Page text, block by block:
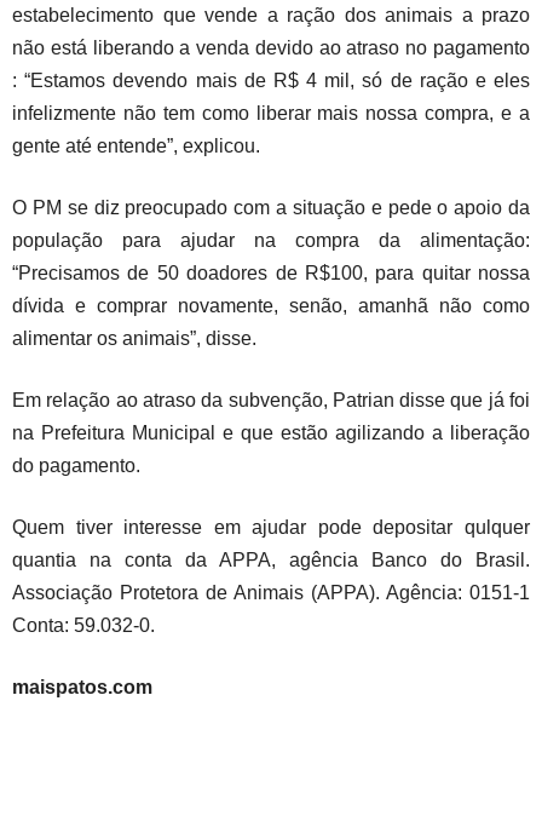
estabelecimento que vende a ração dos animais a prazo
não está liberando a venda devido ao atraso no pagamento
: “Estamos devendo mais de R$ 4 mil, só de ração e eles
infelizmente não tem como liberar mais nossa compra, e a
gente até entende”, explicou.
O PM se diz preocupado com a situação e pede o apoio da
população para ajudar na compra da alimentação:
“Precisamos de 50 doadores de R$100, para quitar nossa
dívida e comprar novamente, senão, amanhã não como
alimentar os animais”, disse.
Em relação ao atraso da subvenção, Patrian disse que já foi
na Prefeitura Municipal e que estão agilizando a liberação
do pagamento.
Quem tiver interesse em ajudar pode depositar qulquer
quantia na conta da APPA, agência Banco do Brasil.
Associação Protetora de Animais (APPA). Agência: 0151-1
Conta: 59.032-0.
maispatos.com